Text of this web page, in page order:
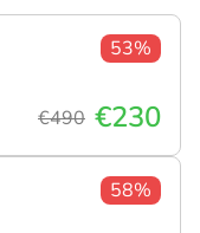
53%
€490 €230
58%